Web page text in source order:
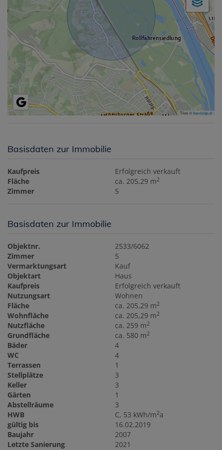
Tiles ©basemap.at
Basisdaten zur Immobilie
Kaufpreis
Erfolgreich verkauft
Fläche
ca. 205,29 m2
Zimmer 5
Basisdaten zur Immobilie
Objektnr.
2533/6062
Zimmer
5
Vermarktungsart
Kauf
Objektart
Haus
Kaufpreis
Erfolgreich verkauft
Nutzungsart
Wohnen
Fläche
ca. 205,29 m2
Wohnfläche ca. 205,29 m2
Nutzfläche ca. 259 m2
Grundfläche ca. 580 m2
Bäder
4
WC
4
Terrassen
1
Stellplätze
3
Keller
3
Gärten
1
Abstellräume
3
HWB
C, 53 kWh/m2a
gültig bis
16.02.2019
Baujahr
2007
Letzte Sanierung
2021